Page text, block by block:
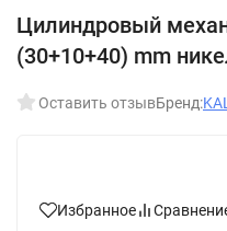
Цилиндровый
(30+10+40) mm
Оставить отзывБренд:
Избранное